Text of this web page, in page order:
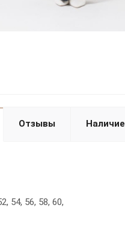
Отзывы Наличие
54, 56, 58, 60,